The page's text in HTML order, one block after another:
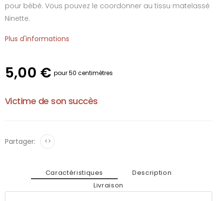
pour bébé. Vous pouvez le coordonner au tissu matelassé
Ninette.
Plus d'informations
5,00 € pour 50 centimètres
Victime de son succès
Partager: <>
Caractéristiques
Description
Livraison